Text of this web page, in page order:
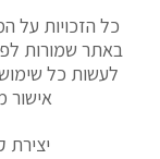
כל הזכויות על
באתר שמורות
לעשות כל
אישור
יצירת